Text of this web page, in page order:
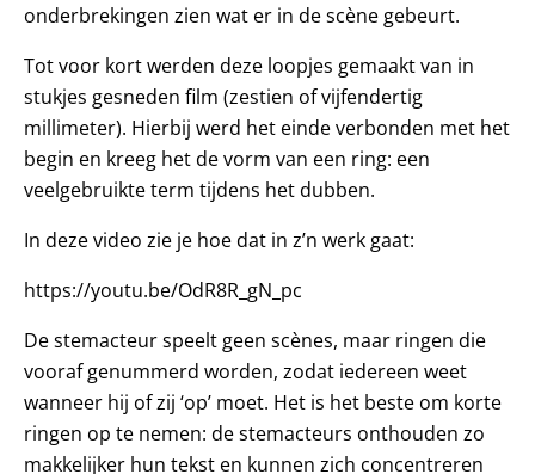
onderbrekingen zien wat er in de scène gebeurt.
Tot voor kort werden deze loopjes gemaakt van in
stukjes gesneden film (zestien of vijfendertig
millimeter). Hierbij werd het einde verbonden met het
begin en kreeg het de vorm van een ring: een
veelgebruikte term tijdens het dubben.
In deze video zie je hoe dat in z’n werk gaat:
https://youtu.be/OdR8R_gN_pc
De stemacteur speelt geen scènes, maar ringen die
vooraf genummerd worden, zodat iedereen weet
wanneer hij of zij ‘op’ moet. Het is het beste om korte
ringen op te nemen: de stemacteurs onthouden zo
makkelijker hun tekst en kunnen zich concentreren